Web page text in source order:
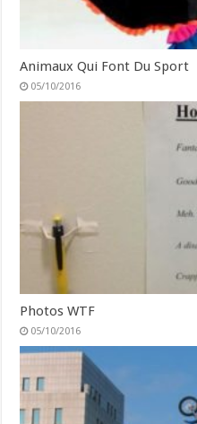
Animaux Qui Font Du Sport
05/10/2016
Photos WTF
05/10/2016